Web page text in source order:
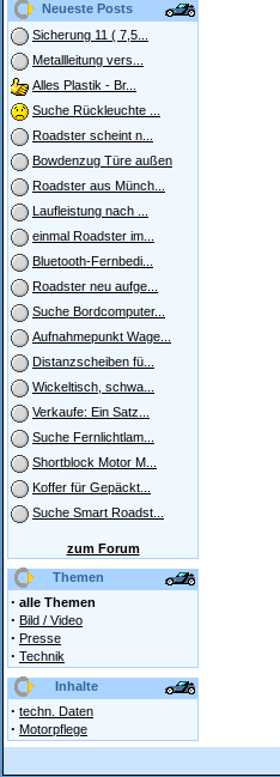
Neueste Posts
Sicherung 11 ( 7,5...
Metallleitung vers...
Alles Plastik - Br...
Suche Rückleuchte ...
Roadster scheint n...
Bowdenzug Türe außen
Roadster aus Münch...
Laufleistung nach ...
einmal Roadster im...
Bluetooth-Fernbedi...
Roadster neu aufge...
Suche Bordcomputer...
Aufnahmepunkt Wage...
Distanzscheiben fü...
Wickeltisch, schwa...
Verkaufe: Ein Satz...
Suche Fernlichtlam...
Shortblock Motor M...
Koffer für Gepäckt...
Suche Smart Roadst...
zum Forum
Themen
· alle Themen
· Bild / Video
· Presse
· Technik
Inhalte
· techn. Daten
· Motorpflege